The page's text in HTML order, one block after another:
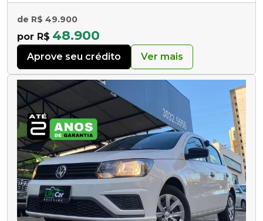
de R$ 49.900
por R$ 48.900
Aprove seu crédito Ver mais